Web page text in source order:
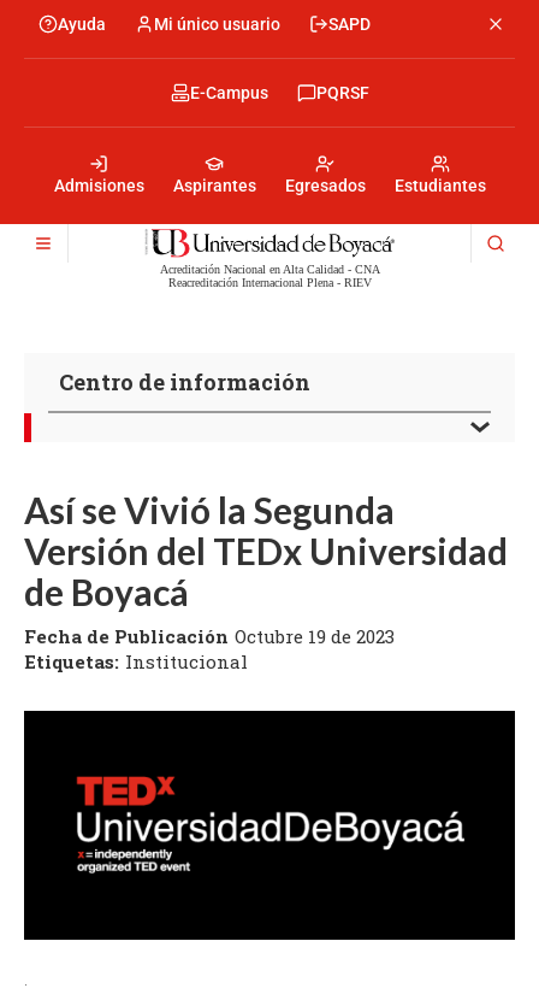
contenido
Menu
encabezado
Ayuda Mi único usuario SAPD
encabezado
Admisiones Aspirantes Egresados Estudiantes
Menu
encabezado
-
Derecha
E-Campus PQRSF
Menú
Acreditación Nacional en Alta Calidad - CNA
Reacreditación Internacional Plena - RIEV
Centro de información
Así se Vivió la Segunda
Versión del TEDx Universidad
de Boyacá
Fecha de Publicación Octubre 19 de 2023
Etiquetas: Institucional